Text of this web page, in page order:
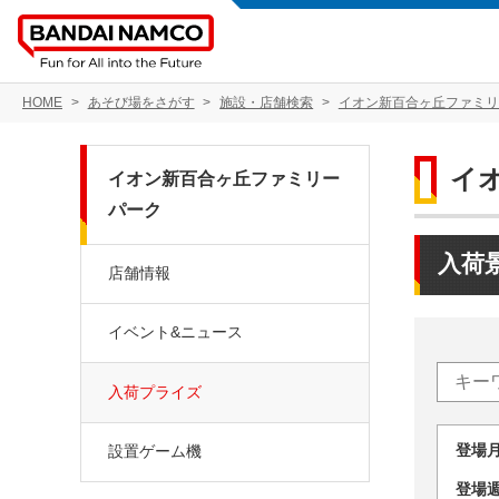
HOME あそび場をさがす 施設・店舗検索 イオン新百合ヶ丘ファミ
イ
入荷
登
登
イオン新百合ヶ丘ファミリー
パーク
店舗情報
イベント&ニュース
入荷プライズ
設置ゲーム機